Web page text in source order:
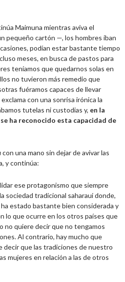
Maimuna mientras aviva el
pequeño cartón —, los hombres iban
podían estar bastante tiempo
meses, en busca de pastos para
teníamos que quedarnos solas en
no tuvieron más remedio que
fuéramos capaces de llevar
con una sonrisa irónica la
tutelas ni custodias y, en la
ha reconocido esta capacidad de
con una mano sin dejar de avivar las
y continúa:
ese protagonismo que siempre
sociedad tradicional saharaui donde,
estado bastante bien considerada y
lo que ocurre en los otros países que
no quiere decir que no tengamos
Al contrario, hay mucho que
decir que las tradiciones de nuestro
mujeres en relación a las de otros